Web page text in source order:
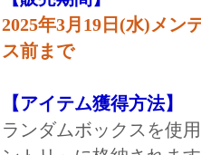
2025年3月19日(水)メン
ス前まで
【アイテム獲得方法】
ランダムボックスを使